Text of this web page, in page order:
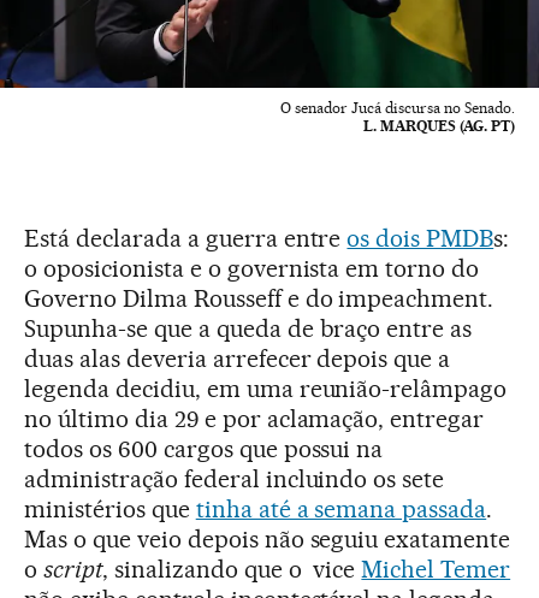
O senador Jucá discursa no Senado.
L. MARQUES (AG. PT)
Está declarada a guerra entreos dois PMDBs:
o oposicionista e o governista em torno do
Governo Dilma Rousseff e do impeachment.
Supunha-se que a queda de braço entre as
duas alas deveria arrefecer depois que a
legenda decidiu, em uma reunião-relâmpago
no último dia 29 e por aclamação, entregar
todos os 600 cargos que possui na
administração federal incluindo os sete
ministérios que tinha até a semana passada.
Mas o que veio depois não seguiu exatamente
o script, sinalizando que o viceMichel Temer